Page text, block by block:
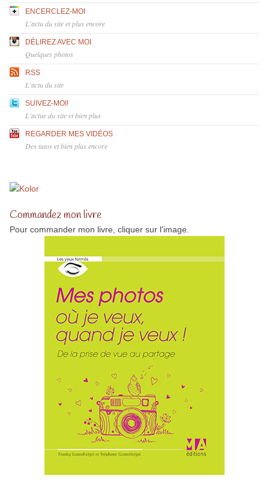
ENCERCLEZ-MOI
L'actu du site et plus encore
DÉLIREZ AVEC MOI
Quelques photos
RSS
L'actu du site
SUIVEZ-MOI!
L'actue du site et bien plus
REGARDER MES VIDÉOS
Des tutos et bien plus encore
Commandez mon livre
Pour commander mon livre, cliquer sur l'image.